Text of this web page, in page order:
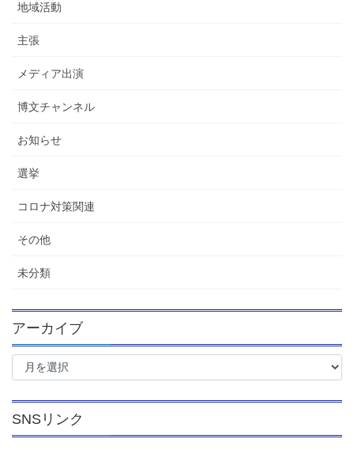
地域活動
主張
メディア出演
博文チャンネル
お知らせ
選挙
コロナ対策関連
その他
未分類
アーカイブ
ア
イ
ブ
SNSリンク